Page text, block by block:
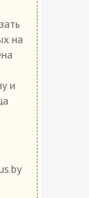
на
и